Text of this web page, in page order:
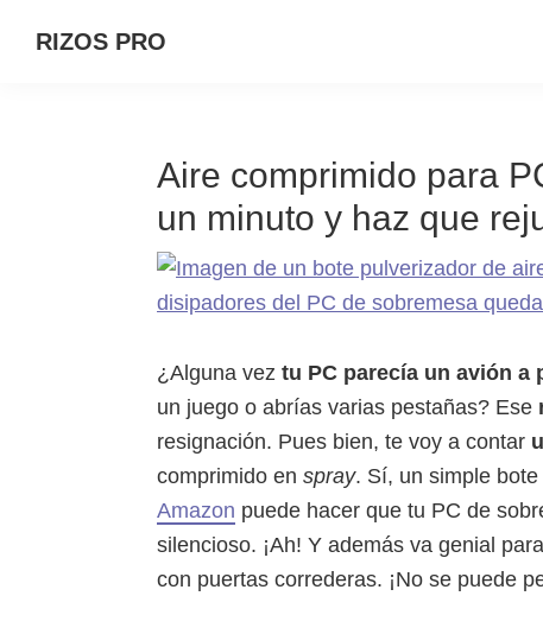
RIZOS PRO
Aire comprimido para
un minuto y haz que
¿Alguna vez tu PC parecía un avión a
un juego o abrías varias pestañas? Ese
resignación. Pues bien, te voy a contar
comprimido en spray. Sí, un simple bote
Amazon puede hacer que tu PC de
silencioso. ¡Ah! Y además va genial
con puertas correderas. ¡No se puede